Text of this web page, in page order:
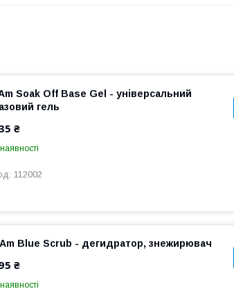
Soak Off Base Gel - універсальний
гель
₴
112002
Blue Scrub - дегидратор, знежирювач
₴